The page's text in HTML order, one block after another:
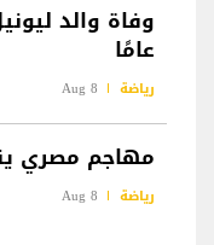
عامًا
رياضة 8 Aug
مهاجم مصري
رياضة 8 Aug